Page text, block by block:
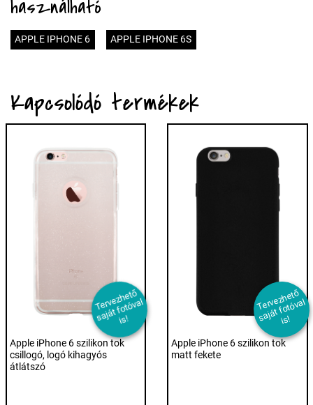
használható
APPLE IPHONE 6 APPLE IPHONE 6S
Kapcsolódó termékek
T
er
v
e
z
h
et
ő
s
aj
át f
ot
ó
v
al
i
s!
Apple iPhone 6 szilikon tok
csillogó, logó kihagyós
átlátszó
T
er
v
e
z
h
et
ő
s
aj
át f
ot
ó
v
al
i
s!
Apple iPhone 6 szilikon tok
matt fekete